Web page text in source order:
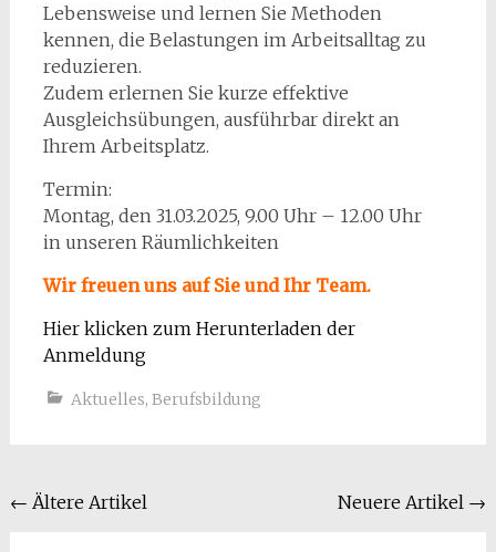
Lebensweise und lernen Sie Methoden
kennen, die Belastungen im Arbeitsalltag zu
reduzieren.
Zudem erlernen Sie kurze effektive
Ausgleichsübungen, ausführbar direkt an
Ihrem Arbeitsplatz.
Termin:
Montag, den 31.03.2025, 9.00 Uhr – 12.00 Uhr
in unseren Räumlichkeiten
Wir freuenuns auf Sie und Ihr Team.
Hier klicken zum Herunterladen der
Anmeldung
Aktuelles, Berufsbildung
Beitragsnavigation
← Ältere Artikel Neuere Artikel →